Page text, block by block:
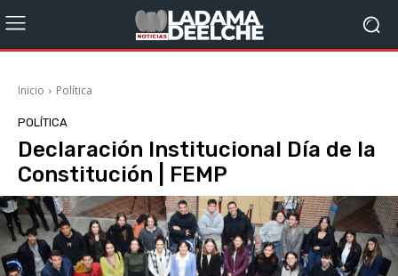
Inicio Política
POLÍTICA
Declaración Institucional Día de la
Constitución | FEMP